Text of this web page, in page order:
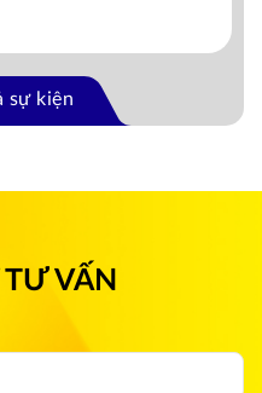
sự kiện
VẤN